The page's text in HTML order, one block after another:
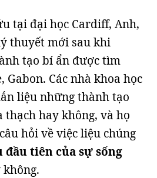
tại đại học Cardiff, Anh,
thuyết mới sau khi
tạo bí ẩn được tìm
Các nhà khoa học
liệu những thành tạo
thạch hay không, và họ
hỏi về việc liệu chúng
đầu tiên của sự sống
không.